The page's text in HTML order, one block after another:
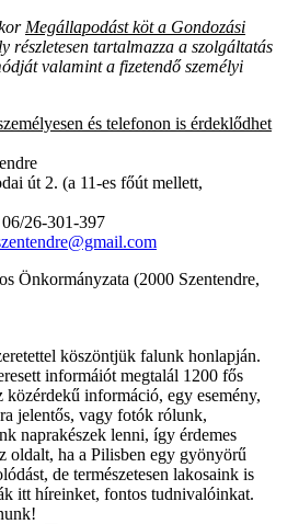
Megállapodást köt a Gondozási
részletesen tartalmazza a szolgáltatás
valamint a fizetendő személyi
és telefonon is érdeklődhet
út 2. (a 11-es főút mellett,
26-301-397
Önkormányzata (2000 Szentendre,
köszöntjük falunk honlapján.
informáiót megtalál 1200 fős
információ, egy esemény,
jelentős, vagy fotók rólunk,
naprakészek lenni, így érdemes
oldalt, ha a Pilisben egy gyönyörű
de természetesen lakosaink is
itt híreinket, fontos tudnivalóinkat.